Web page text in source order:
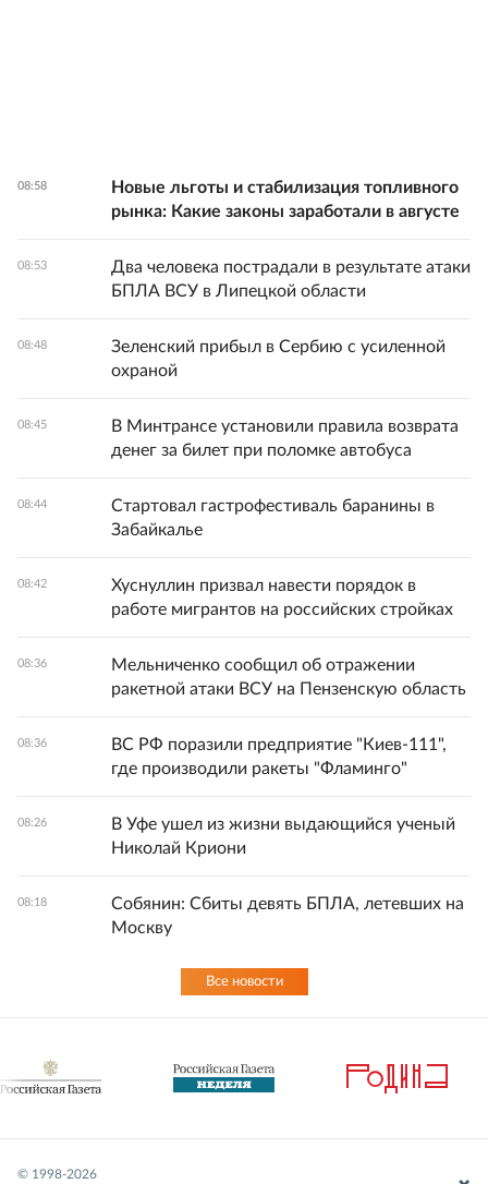
08:58
Новые льготы и стабилизация топливного
рынка: Какие законы заработали в августе
08:53
Два человека пострадали в результате атаки
БПЛА ВСУ в Липецкой области
08:48
Зеленский прибыл в Сербию с усиленной
охраной
08:45
В Минтрансе установили правила возврата
денег за билет при поломке автобуса
08:44
Стартовал гастрофестиваль баранины в
Забайкалье
08:42
Хуснуллин призвал навести порядок в
работе мигрантов на российских стройках
08:36
Мельниченко сообщил об отражении
ракетной атаки ВСУ на Пензенскую область
08:36
ВС РФ поразили предприятие "Киев-111",
где производили ракеты "Фламинго"
08:26
В Уфе ушел из жизни выдающийся ученый
Николай Криони
08:18
Собянин: Сбиты девять БПЛА, летевших на
Москву
Все новости
© 1998-2026